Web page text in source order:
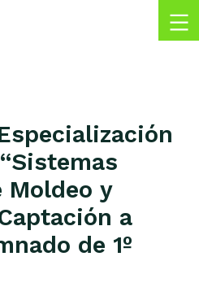
Moldeo y
a
de 1º